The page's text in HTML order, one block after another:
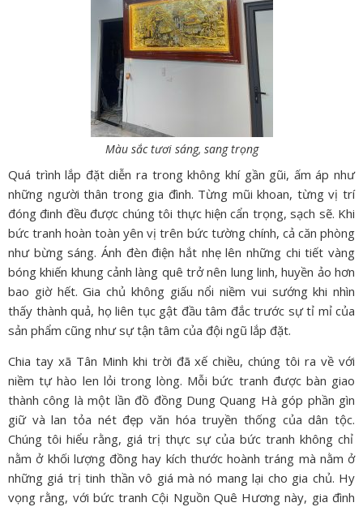
Màu sắc tươi sáng, sang trọng
Quá trình lắp đặt diễn ra trong không khí gần gũi, ấm áp như
những người thân trong gia đình. Từng mũi khoan, từng vị trí
đóng đinh đều được chúng tôi thực hiện cẩn trọng, sạch sẽ. Khi
bức tranh hoàn toàn yên vị trên bức tường chính, cả căn phòng
như bừng sáng. Ánh đèn điện hắt nhẹ lên những chi tiết vàng
bóng khiến khung cảnh làng quê trở nên lung linh, huyền ảo hơn
bao giờ hết. Gia chủ không giấu nổi niềm vui sướng khi nhìn
thấy thành quả, họ liên tục gật đầu tâm đắc trước sự tỉ mỉ của
sản phẩm cũng như sự tận tâm của đội ngũ lắp đặt.
Chia tay xã Tân Minh khi trời đã xế chiều, chúng tôi ra về với
niềm tự hào len lỏi trong lòng. Mỗi bức tranh được bàn giao
thành công là một lần đồ đồng Dung Quang Hà góp phần gìn
giữ và lan tỏa nét đẹp văn hóa truyền thống của dân tộc.
Chúng tôi hiểu rằng, giá trị thực sự của bức tranh không chỉ
nằm ở khối lượng đồng hay kích thước hoành tráng mà nằm ở
những giá trị tinh thần vô giá mà nó mang lại cho gia chủ. Hy
vọng rằng, với bức tranh Cội Nguồn Quê Hương này, gia đình